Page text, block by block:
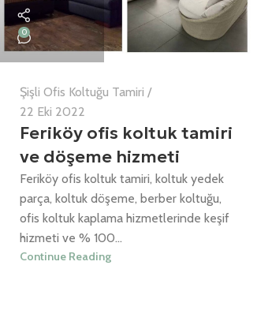
0
Şişli Ofis Koltuğu Tamiri
22 Eki 2022
Feriköy ofis koltuk tamiri
ve döşeme hizmeti
Feriköy ofis koltuk tamiri, koltuk yedek
parça, koltuk döşeme, berber koltuğu,
ofis koltuk kaplama hizmetlerinde keşif
hizmeti ve % 100...
Continue Reading